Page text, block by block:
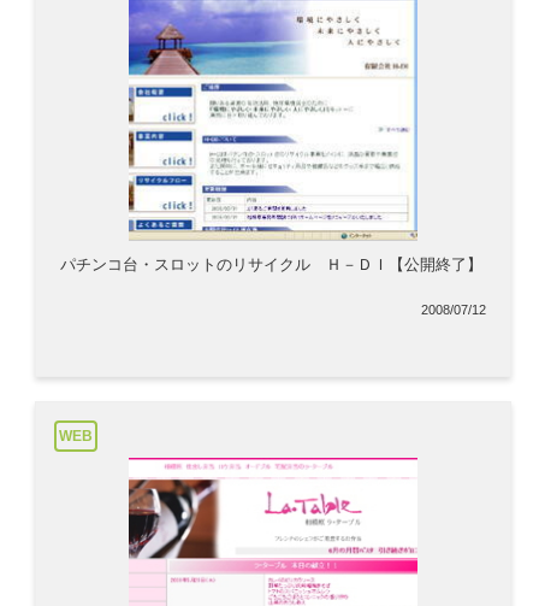
パチンコ台・スロットのリサイクル Ｈ－ＤＩ【公開終了】
2008/07/12
WEB